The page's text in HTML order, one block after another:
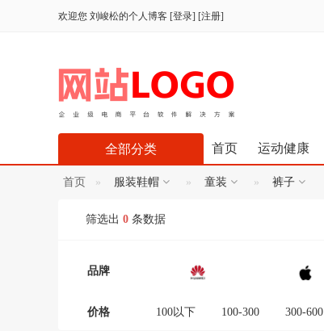
欢迎您 刘峻松的个人博客 [登录] [注册]
首页 运动健康
全部分类
首页 服装鞋帽 童装 裤子
筛选出 0 条数据
品牌
价格 100以下 100-300 300-600